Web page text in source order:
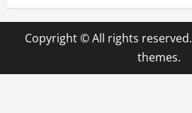
Copyright © All rights reserved.
themes.